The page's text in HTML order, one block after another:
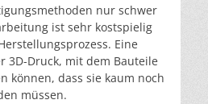
nur schwer
ist sehr kostspielig
Eine
3D-Druck, mit dem Bauteile
können, dass sie kaum noch
müssen.